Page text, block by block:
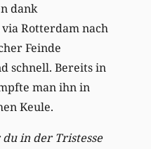
dank
Rotterdam nach
Feinde
schnell. Bereits in
man ihn in
Keule.
in der Tristesse